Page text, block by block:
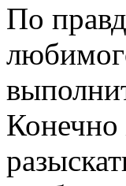
Пo
Конечно